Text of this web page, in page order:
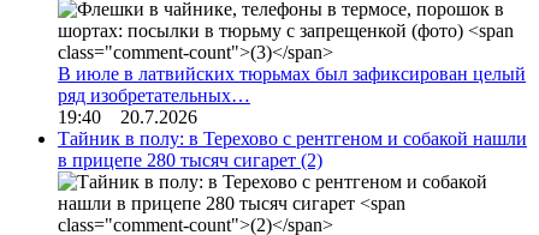
В июле в латвийских тюрьмах был зафиксирован целый
ряд изобретательных…
19:40 20.7.2026
Тайник в полу: в Терехово с рентгеном и собакой нашли
в прицепе 280 тысяч сигарет (2)